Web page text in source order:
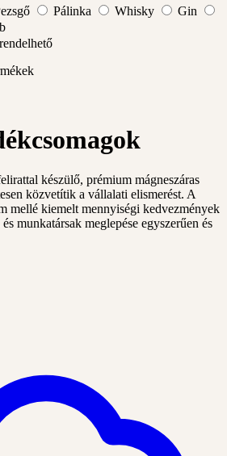
Pálinka Whisky
Gin
készülő, prémium mágneszáras
közvetítik a vállalati elismerést. A
mellé kiemelt mennyiségi kedvezmények
munkatársak meglepése egyszerűen és